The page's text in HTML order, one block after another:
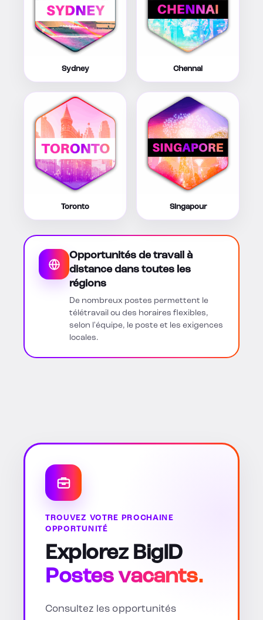
Sydney Chennai
Toronto Singapour
Opportunités de travail à
distance dans toutes les
régions
De nombreux postes permettent le
télétravail ou des horaires flexibles,
selon l'équipe, le poste et les exigences
locales.
TROUVEZ VOTRE PROCHAINE
OPPORTUNITÉ
Explorez BigID
Postes vacants.
Consultez les opportunités